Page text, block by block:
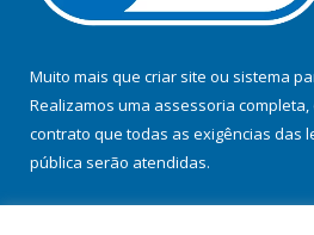
Muito mais que criar site ou sistema
Realizamos uma assessoria
contrato que todas as exigências das
pública serão atendidas.